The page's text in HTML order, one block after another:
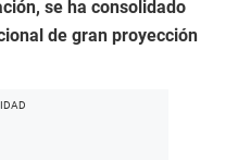
se ha consolidado
de gran proyección